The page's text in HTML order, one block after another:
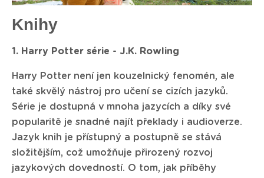
Knihy
1. Harry Potter série - J.K. Rowling
Harry Potter není jen kouzelnický fenomén, ale
také skvělý nástroj pro učení se cizích jazyků.
Série je dostupná v mnoha jazycích a díky své
popularitě je snadné najít překlady i audioverze.
Jazyk knih je přístupný a postupně se stává
složitějším, což umožňuje přirozený rozvoj
jazykových dovedností. O tom, jak příběhy